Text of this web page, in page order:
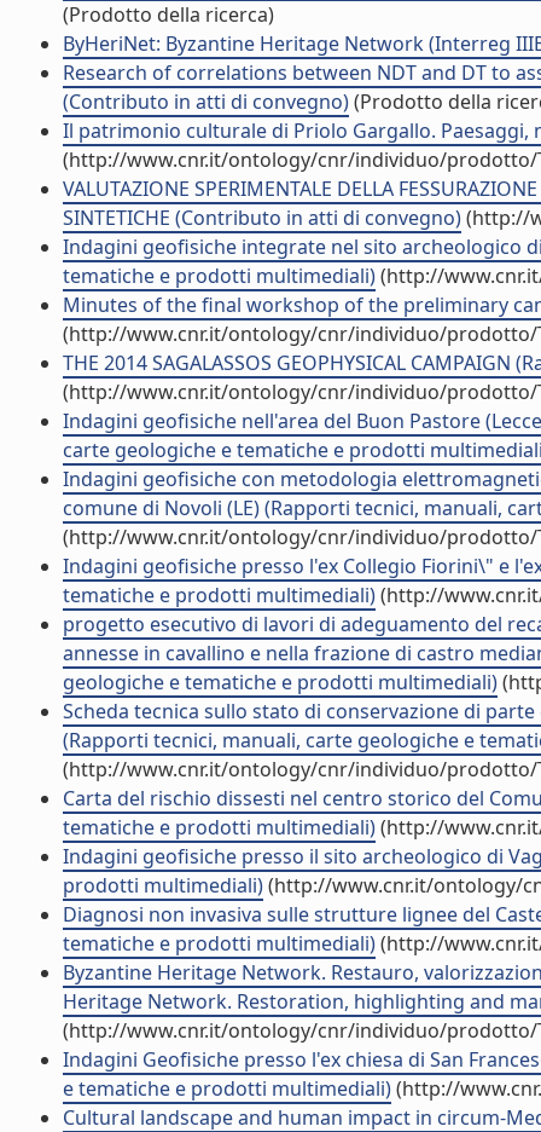
(Prodotto della ricerca)
ByHeriNet: Byzantine Heritage Network (Interreg
Research of correlations between NDT and DT to
(Contributo in atti di convegno)(Prodotto della
Il patrimonio culturale di Priolo Gargallo.
(http://www.cnr.it/ontology/cnr/individuo/prodotto/
VALUTAZIONE SPERIMENTALE DELLA
SINTETICHE (Contributo in atti di convegno)(http://
Indagini geofisiche integrate nel sito archeologico
tematiche e prodotti multimediali)(http://
Minutes of the final workshop of the preliminary
(http://www.cnr.it/ontology/cnr/individuo/prodotto/
THE 2014 SAGALASSOS GEOPHYSICAL
(http://www.cnr.it/ontology/cnr/individuo/prodotto/
Indagini geofisiche nell'area del Buon Pastore
carte geologiche e tematiche e prodotti
Indagini geofisiche con metodologia
comune di Novoli (LE) (Rapporti tecnici, manuali,
(http://www.cnr.it/ontology/cnr/individuo/prodotto/
Indagini geofisiche presso l'ex Collegio Fiorini\" e
tematiche e prodotti multimediali)(http://
progetto esecutivo di lavori di adeguamento del
annesse in cavallino e nella frazione di castro
geologiche e tematiche e prodotti multimediali)
Scheda tecnica sullo stato di conservazione di
(Rapporti tecnici, manuali, carte geologiche e
(http://www.cnr.it/ontology/cnr/individuo/prodotto/
Carta del rischio dissesti nel centro storico del
tematiche e prodotti multimediali)(http://
Indagini geofisiche presso il sito archeologico di
prodotti multimediali)(http://www.cnr.it/ontology/
Diagnosi non invasiva sulle strutture lignee del
tematiche e prodotti multimediali)(http://
Byzantine Heritage Network. Restauro,
Heritage Network. Restoration, highlighting and
(http://www.cnr.it/ontology/cnr/individuo/prodotto/
Indagini Geofisiche presso l'ex chiesa di San
e tematiche e prodotti multimediali)(http://
Cultural landscape and human impact in circum-